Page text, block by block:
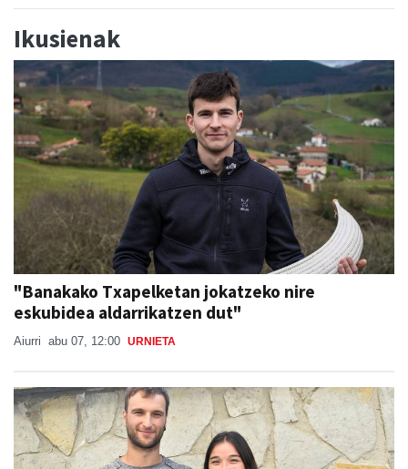
Ikusienak
"Banakako Txapelketan jokatzeko nire
eskubidea aldarrikatzen dut"
Aiurri abu 07, 12:00 URNIETA